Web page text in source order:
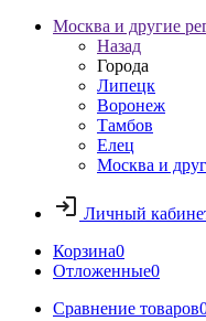
Москва и другие
Назад
Города
Липецк
Воронеж
Тамбов
Елец
Москва и
Личный
Корзина0
Отложенные0
Сравнение товаров